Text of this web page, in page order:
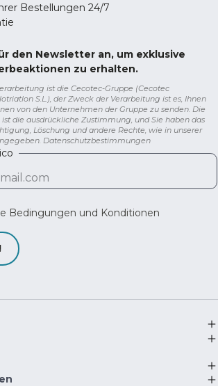
Bestellungen 24/7
den Newsletter an, um exklusive
zu erhalten.
ist die Cecotec-Gruppe (Cecotec
S.L.), der Zweck der Verarbeitung ist es, Ihnen
von den Unternehmen der Gruppe zu senden. Die
die ausdrückliche Zustimmung, und Sie haben das
Löschung und andere Rechte, wie in unserer
Datenschutzbestimmungen
Bedingungen und Konditionen